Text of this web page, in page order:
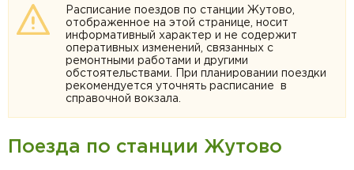
Расписание поездов по станции Жутово,
отображенное на этой странице, носит
информативный характер и не содержит
оперативных изменений, связанных с
ремонтными работами и другими
обстоятельствами. При планировании поездки
рекомендуется уточнять расписание в
справочной вокзала.
Поезда по станции Жутово